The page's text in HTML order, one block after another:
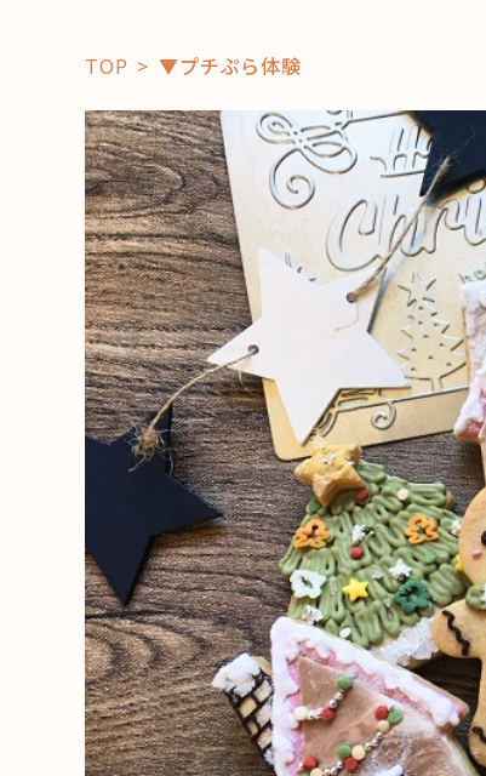
「コト」
暮
おすすめ
スポット
学
「場」
HAREL
活
「モノ」
fleXe リ
TOP ▼プチぷら体験